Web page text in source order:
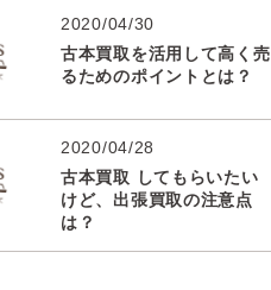
2020/04/30
古本買取を活用して高く売
るためのポイントとは？
2020/04/28
古本買取 してもらいたい
けど、出張買取の注意点
は？